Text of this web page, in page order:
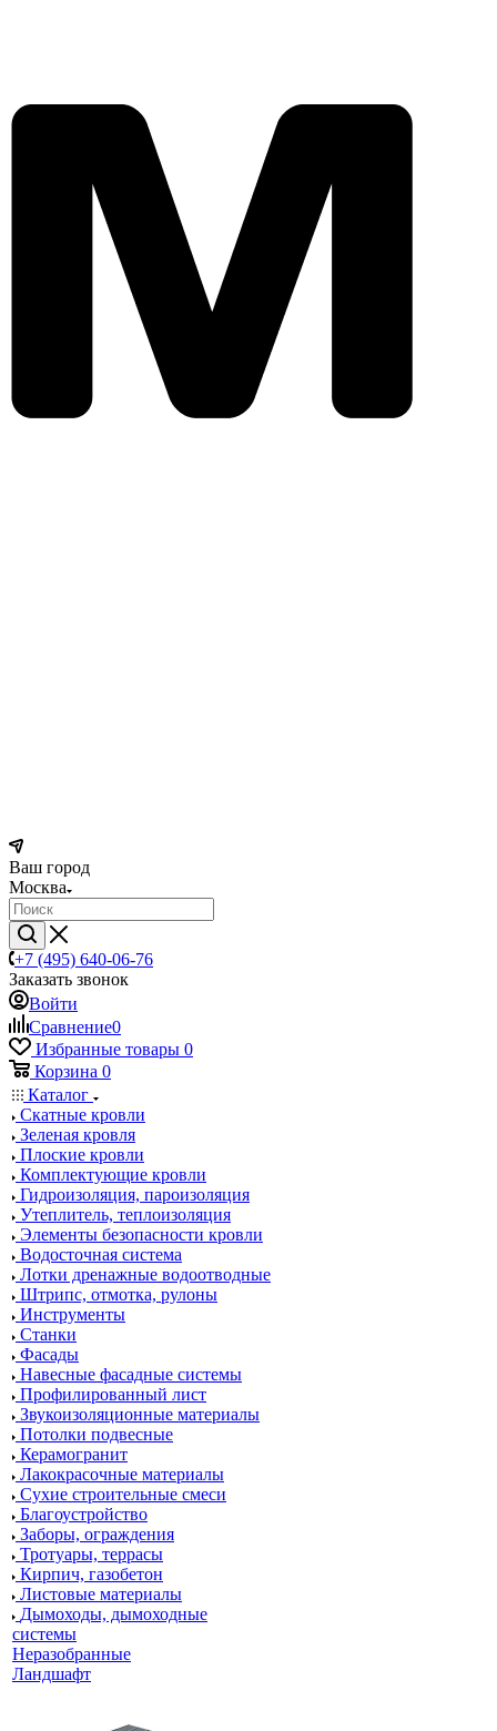
Ваш город
Москва
+7 (495) 640-06-76
Заказать звонок
Войти
Сравнение0
Избранные товары 0
Корзина 0
Каталог
Скатные кровли
Зеленая кровля
Плоские кровли
Комплектующие кровли
Гидроизоляция, пароизоляция
Утеплитель, теплоизоляция
Элементы безопасности кровли
Водосточная система
Лотки дренажные водоотводные
Штрипс, отмотка, рулоны
Инструменты
Станки
Фасады
Навесные фасадные системы
Профилированный лист
Звукоизоляционные материалы
Потолки подвесные
Керамогранит
Лакокрасочные материалы
Сухие строительные смеси
Благоустройство
Заборы, ограждения
Тротуары, террасы
Кирпич, газобетон
Листовые материалы
Дымоходы, дымоходные
системы
Неразобранные
Ландшафт